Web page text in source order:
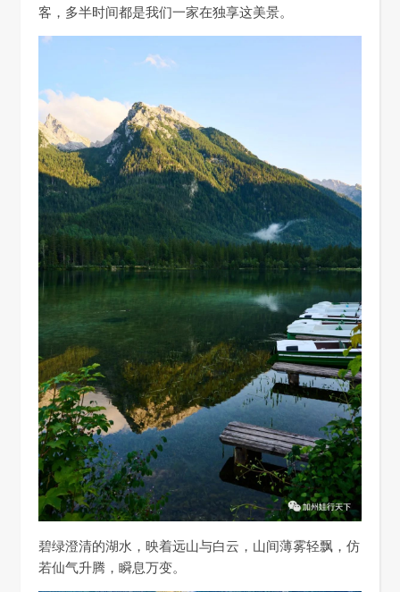
客，多半时间都是我们一家在独享这美景。
碧绿澄清的湖水，映着远山与白云，山间薄雾轻飘，仿
若仙气升腾，瞬息万变。